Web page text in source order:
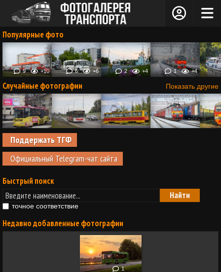
Популярные фото
9 +10 6 +6 2 +4 1 +4
Показать другие
Случайные фотографии
Поддержать ТГФ
Официальный Telegram-чат сайта
Быстрый поиск
точное соответствие
Недавно добавленные фотографии
1